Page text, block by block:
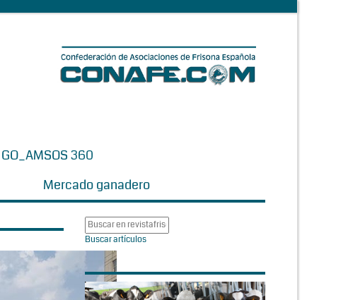
GO_AMSOS 360
Mercado ganadero
Buscar artículos